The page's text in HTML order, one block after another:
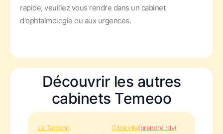
rapide, veuillez vous rendre dans un cabinet
d'ophtalmologie ou aux urgences.
Découvrir les autres
cabinets Temeoo
Le Tampon Giberville(prendre rdv)